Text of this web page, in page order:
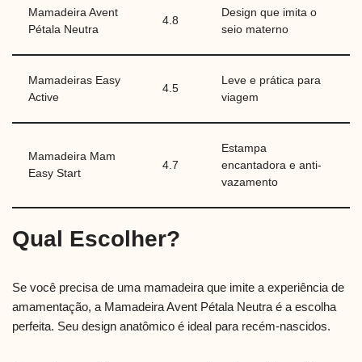
Mamadeira Avent
Pétala Neutra
4.8
Design que imita o
seio materno
Mamadeiras Easy
Active
4.5
Leve e prática para
viagem
Mamadeira Mam
Easy Start
4.7
Estampa
encantadora e anti-
vazamento
Qual Escolher?
Se você precisa de uma mamadeira que imite a experiência de
amamentação, a Mamadeira Avent Pétala Neutra é a escolha
perfeita. Seu design anatômico é ideal para recém-nascidos.